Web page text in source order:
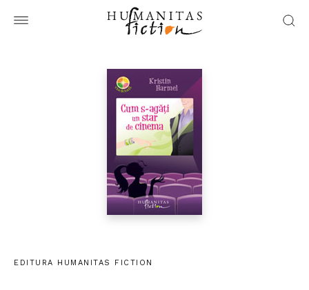
EDITURA HUMANITAS FICTION